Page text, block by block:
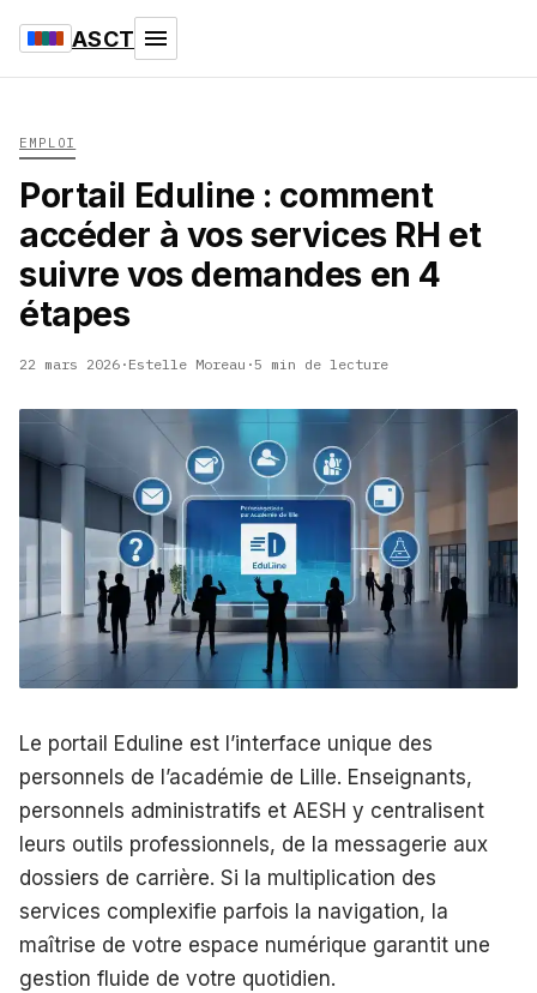
ASCT
EMPLOI
Portail Eduline : comment
accéder à vos services RH et
suivre vos demandes en 4
étapes
22 mars 2026 · Estelle Moreau ·5 min de lecture
Le portail Eduline est l’interface unique des
personnels de l’académie de Lille. Enseignants,
personnels administratifs et AESH y centralisent
leurs outils professionnels, de la messagerie aux
dossiers de carrière. Si la multiplication des
services complexifie parfois la navigation, la
maîtrise de votre espace numérique garantit une
gestion fluide de votre quotidien.